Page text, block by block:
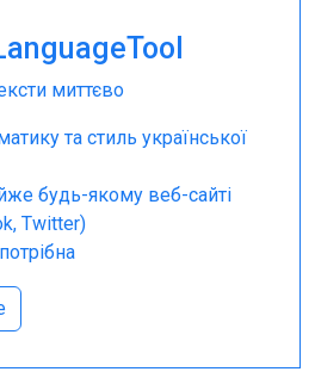
миттєво
та стиль української
будь-якому веб-сайті
Twitter)